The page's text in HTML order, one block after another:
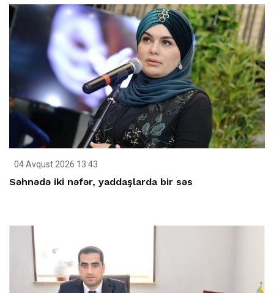
04 Avqust 2026 13:43
Səhnədə iki nəfər, yaddaşlarda bir səs